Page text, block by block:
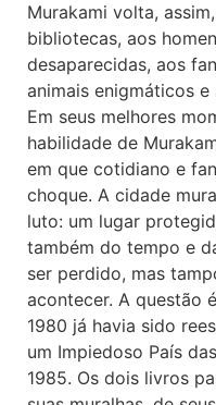
Murakami volta,
bibliotecas, aos
desaparecidas, aos
animais enigmáticos e
Em seus melhores
habilidade de
em que cotidiano e
choque. A cidade
luto: um lugar
também do tempo e
ser perdido, mas
acontecer. A questão
1980 já havia sido
um Impiedoso País
1985. Os dois livros